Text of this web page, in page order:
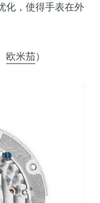
化，使得手表在外
欧米茄）